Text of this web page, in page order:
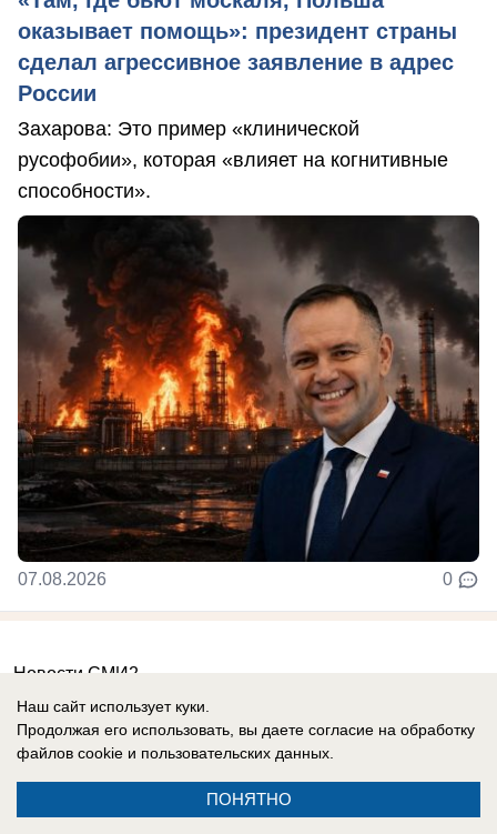
оказывает помощь»: президент страны
сделал агрессивное заявление в адрес
России
Захарова: Это пример «клинической
русофобии», которая «влияет на когнитивные
способности».
07.08.2026 0
Новости СМИ2
Реклама на сайте Вакансии
Наш сайт использует куки.
Продолжая его использовать, вы даете согласие на обработку
файлов cookie и пользовательских данных.
ПОНЯТНО